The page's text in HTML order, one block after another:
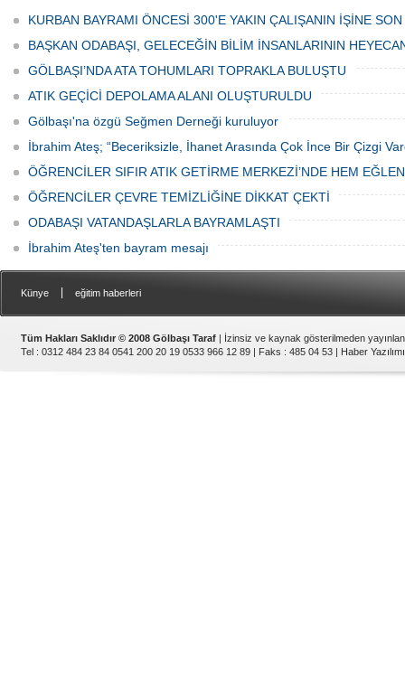
Haftası" etkinlikleri Ankara'da devam
ediyor.
bulunan esnaf ve alışverişe gelen
vatandaşlar park cezaları yüzünden
canından bezdi.
KURBAN BAYRAMI ÖNCESİ 300'E YAKIN ÇALIŞANIN İŞİNE
BAŞKAN ODABAŞI, GELECEĞİN BİLİM İNSANLARININ
GÖLBAŞI’NDA ATA TOHUMLARI TOPRAKLA BULUŞTU
ATIK GEÇİCİ DEPOLAMA ALANI OLUŞTURULDU
Gölbaşı'na özgü Seğmen Derneği kuruluyor
İbrahim Ateş; “Beceriksizle, İhanet Arasında Çok İnce Bir Çizgi
ÖĞRENCİLER SIFIR ATIK GETİRME MERKEZİ’NDE HEM
ÖĞRENCİLER ÇEVRE TEMİZLİĞİNE DİKKAT ÇEKTİ
ODABAŞI VATANDAŞLARLA BAYRAMLAŞTI
İbrahim Ateş'ten bayram mesajı
Künye eğitim haberleri
Tüm Hakları Saklıdır © 2008 Gölbaşı Taraf | İzinsiz ve kaynak gösterilmeden
Tel : 0312 484 23 84 0541 200 20 19 0533 966 12 89 | Faks : 485 04 53 | Haber Yazılımı